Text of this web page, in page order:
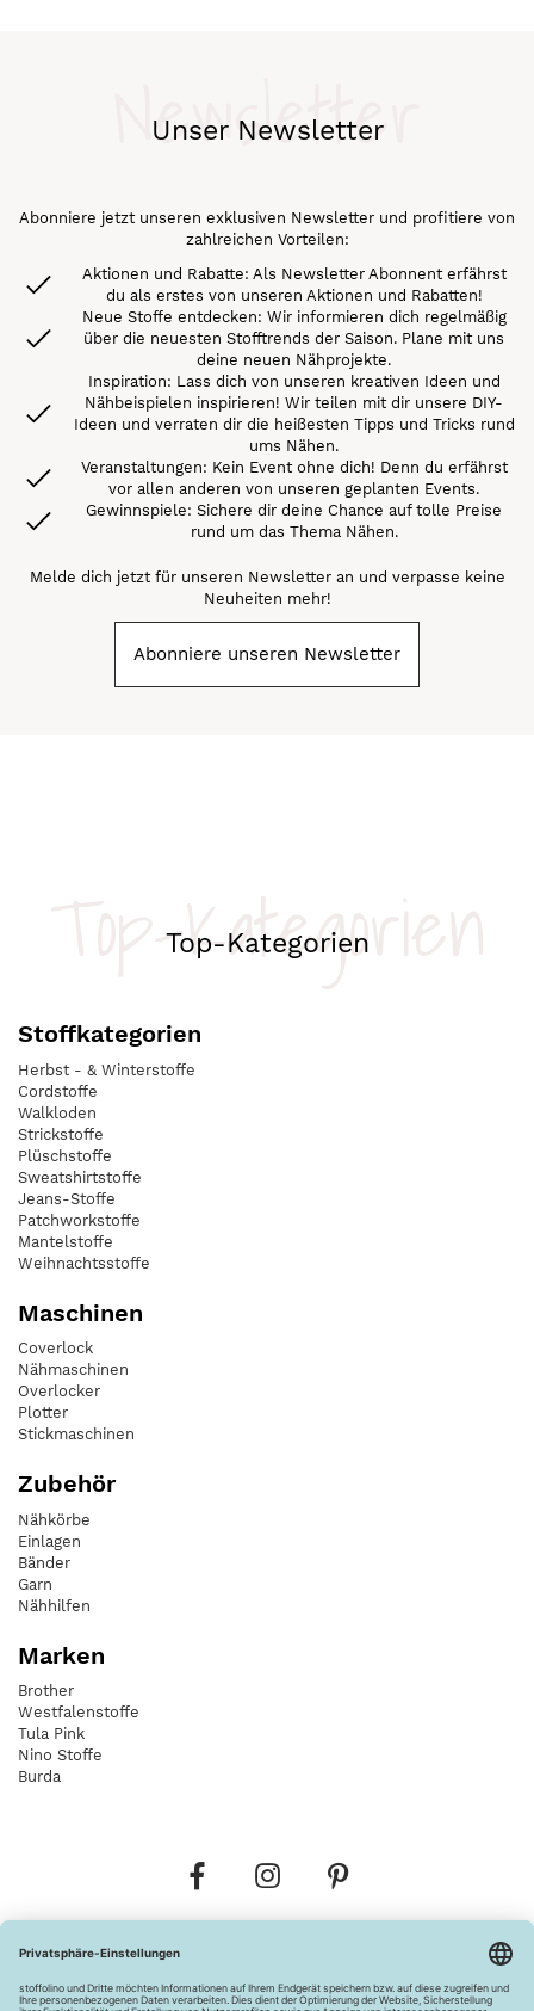
Unser Newsletter
Newsletter
Abonniere jetzt unseren exklusiven Newsletter und profitiere von
zahlreichen Vorteilen:
Aktionen und Rabatte: Als Newsletter Abonnent erfährst
du als erstes von unseren Aktionen und Rabatten!
Neue Stoffe entdecken: Wir informieren dich regelmäßig
über die neuesten Stofftrends der Saison. Plane mit uns
deine neuen Nähprojekte.
Inspiration: Lass dich von unseren kreativen Ideen und
Nähbeispielen inspirieren! Wir teilen mit dir unsere DIY-
Ideen und verraten dir die heißesten Tipps und Tricks rund
ums Nähen.
Veranstaltungen: Kein Event ohne dich! Denn du erfährst
vor allen anderen von unseren geplanten Events.
Gewinnspiele: Sichere dir deine Chance auf tolle Preise
rund um das Thema Nähen.
Melde dich jetzt für unseren Newsletter an und verpasse keine
Neuheiten mehr!
Abonniere unseren Newsletter
Top-Kategorien
Top-Kategorien
Stoffkategorien
Herbst - & Winterstoffe
Cordstoffe
Walkloden
Strickstoffe
Plüschstoffe
Sweatshirtstoffe
Jeans-Stoffe
Patchworkstoffe
Mantelstoffe
Weihnachtsstoffe
Maschinen
Coverlock
Nähmaschinen
Overlocker
Plotter
Stickmaschinen
Zubehör
Nähkörbe
Einlagen
Bänder
Garn
Nähhilfen
Marken
Brother
Westfalenstoffe
Tula Pink
Nino Stoffe
Burda